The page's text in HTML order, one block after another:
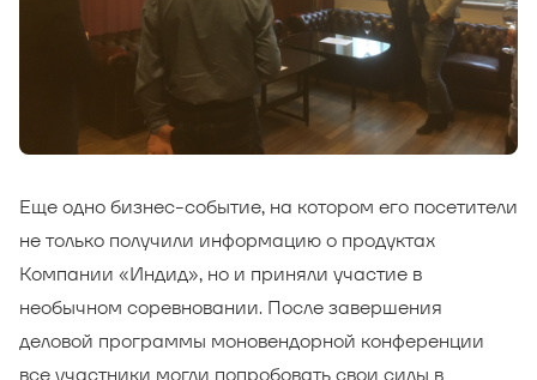
Еще одно бизнес-событие, на котором его посетители
не только получили информацию о продуктах
Компании «Индид», но и приняли участие в
необычном соревновании. После завершения
деловой программы моновендорной конференции
все участники могли попробовать свои силы в